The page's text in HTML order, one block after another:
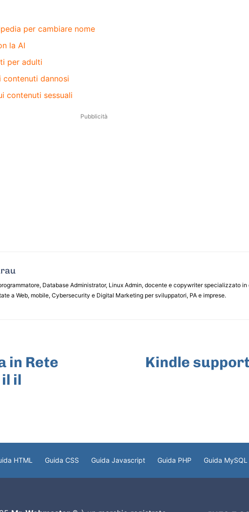
per cambiare nome
la AI
per adulti
dannosi
contenuti sessuali
Pubblicità
Database Administrator, Linux Admin, docente e copywriter specializzato
a Web, mobile, Cybersecurity e Digital Marketing per sviluppatori, PA e imprese.
in Rete
il
Kindle
HTML Guida CSS Guida Javascript Guida PHP Guida MySQL